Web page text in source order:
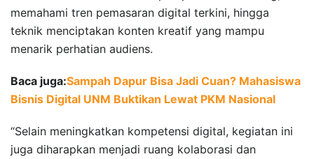
memahami tren pemasaran digital terkini, hingga
teknik menciptakan konten kreatif yang mampu
menarik perhatian audiens.
Baca juga:Sampah Dapur Bisa Jadi Cuan? Mahasiswa
Bisnis Digital UNM Buktikan Lewat PKM Nasional
“Selain meningkatkan kompetensi digital, kegiatan ini
juga diharapkan menjadi ruang kolaborasi dan